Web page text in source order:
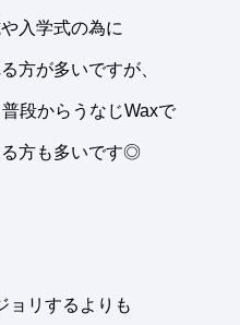
入学式の為に
方が多いですが、
段からうなじWaxで
方も多いです◎
ョリするよりも